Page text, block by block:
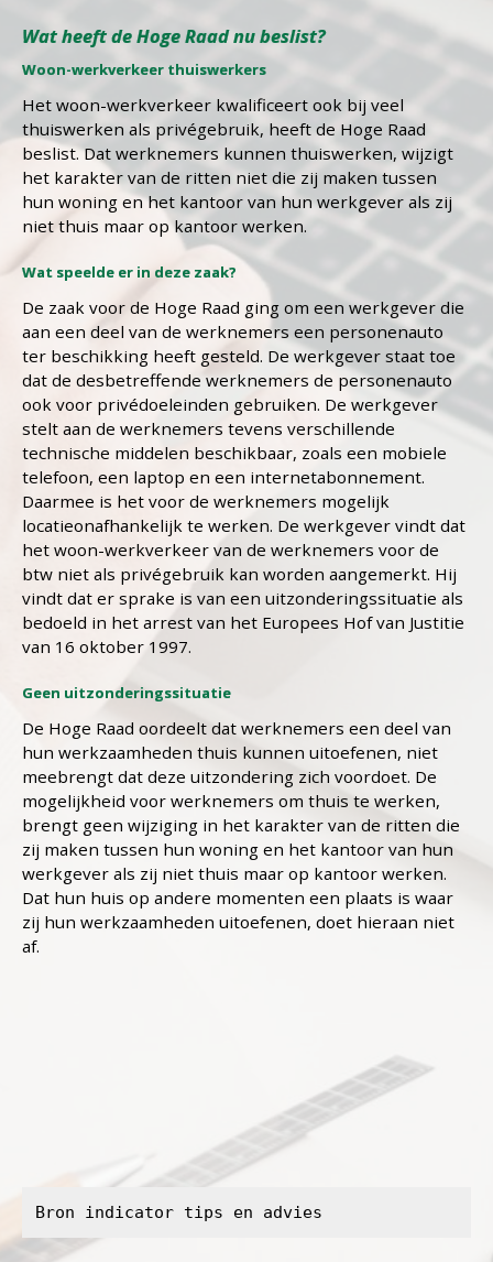
Wat heeft de Hoge Raad nu beslist?
Woon-werkverkeer thuiswerkers
Het woon-werkverkeer kwalificeert ook bij veel
thuiswerken als privégebruik, heeft de Hoge Raad
beslist. Dat werknemers kunnen thuiswerken, wijzigt
het karakter van de ritten niet die zij maken tussen
hun woning en het kantoor van hun werkgever als zij
niet thuis maar op kantoor werken.
Wat speelde er in deze zaak?
De zaak voor de Hoge Raad ging om een werkgever die
aan een deel van de werknemers een personenauto
ter beschikking heeft gesteld. De werkgever staat toe
dat de desbetreffende werknemers de personenauto
ook voor privédoeleinden gebruiken. De werkgever
stelt aan de werknemers tevens verschillende
technische middelen beschikbaar, zoals een mobiele
telefoon, een laptop en een internetabonnement.
Daarmee is het voor de werknemers mogelijk
locatieonafhankelijk te werken. De werkgever vindt dat
het woon-werkverkeer van de werknemers voor de
btw niet als privégebruik kan worden aangemerkt. Hij
vindt dat er sprake is van een uitzonderingssituatie als
bedoeld in het arrest van het Europees Hof van Justitie
van 16 oktober 1997.
Geen uitzonderingssituatie
De Hoge Raad oordeelt dat werknemers een deel van
hun werkzaamheden thuis kunnen uitoefenen, niet
meebrengt dat deze uitzondering zich voordoet. De
mogelijkheid voor werknemers om thuis te werken,
brengt geen wijziging in het karakter van de ritten die
zij maken tussen hun woning en het kantoor van hun
werkgever als zij niet thuis maar op kantoor werken.
Dat hun huis op andere momenten een plaats is waar
zij hun werkzaamheden uitoefenen, doet hieraan niet
af.
Bron indicator tips en advies